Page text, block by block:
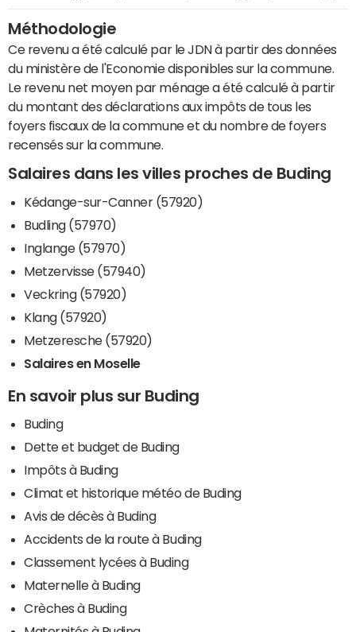
Méthodologie
Ce revenu a été calculé par le JDN à partir des données
du ministère de l'Economie disponibles sur la commune.
Le revenu net moyen par ménage a été calculé à partir
du montant des déclarations aux impôts de tous les
foyers fiscaux de la commune et du nombre de foyers
recensés sur la commune.
Salaires dans les villes proches de Buding
Kédange-sur-Canner (57920)
Budling (57970)
Inglange (57970)
Metzervisse (57940)
Veckring (57920)
Klang (57920)
Metzeresche (57920)
Salaires en Moselle
En savoir plus sur Buding
Buding
Dette et budget de Buding
Impôts à Buding
Climat et historique météo de Buding
Avis de décès à Buding
Accidents de la route à Buding
Classement lycées à Buding
Maternelle à Buding
Crèches à Buding